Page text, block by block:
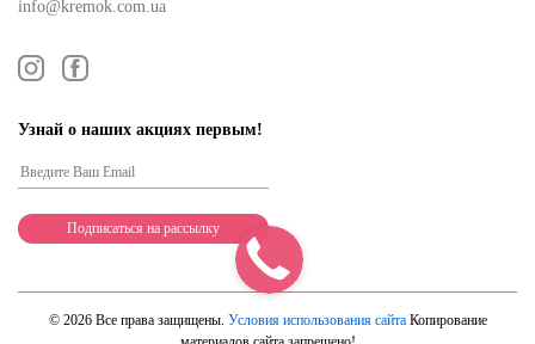
info@kremok.com.ua
Узнай о наших акциях первым!
© 2026 Все права защищены. Условия использования сайтаКопирование